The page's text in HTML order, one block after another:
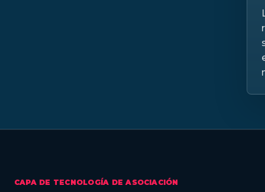
CAPA DE TECNOLOGÍA DE ASOCIACIÓN